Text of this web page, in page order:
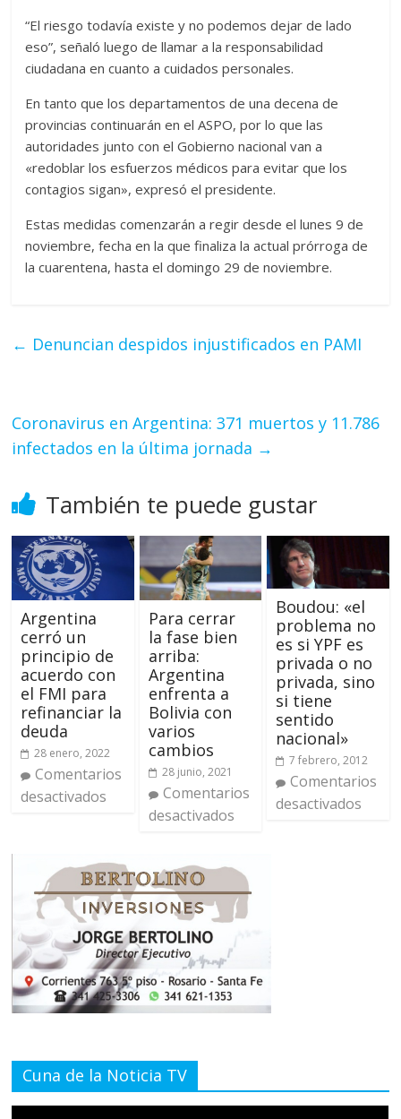
“El riesgo todavía existe y no podemos dejar de lado
eso”, señaló luego de llamar a la responsabilidad
ciudadana en cuanto a cuidados personales.
En tanto que los departamentos de una decena de
provincias continuarán en el ASPO, por lo que las
autoridades junto con el Gobierno nacional van a
«redoblar los esfuerzos médicos para evitar que los
contagios sigan», expresó el presidente.
Estas medidas comenzarán a regir desde el lunes 9 de
noviembre, fecha en la que finaliza la actual prórroga de
la cuarentena, hasta el domingo 29 de noviembre.
← Denuncian despidos injustificados en PAMI
Coronavirus en Argentina: 371 muertos y 11.786
infectados en la última jornada →
También te puede gustar
Argentina
cerró un
principio de
acuerdo con
el FMI para
refinanciar la
deuda
28 enero, 2022
Comentarios
desactivados
Para cerrar
la fase bien
arriba:
Argentina
enfrenta a
Bolivia con
varios
cambios
28 junio, 2021
Comentarios
desactivados
Boudou: «el
problema no
es si YPF es
privada o no
privada, sino
si tiene
sentido
nacional»
7 febrero, 2012
Comentarios
desactivados
Cuna de la Noticia TV